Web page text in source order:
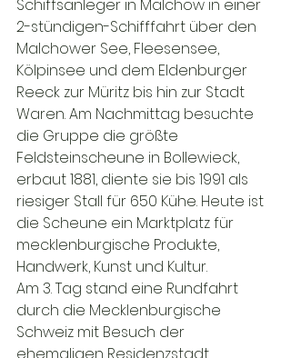
Schiffsanleger in Malchow in einer
2-stündigen-Schifffahrt über den
Malchower See, Fleesensee,
Kölpinsee und dem Eldenburger
Reeck zur Müritz bis hin zur Stadt
Waren. Am Nachmittag besuchte
die Gruppe die größte
Feldsteinscheune in Bollewieck,
erbaut 1881, diente sie bis 1991 als
riesiger Stall für 650 Kühe. Heute ist
die Scheune ein Marktplatz für
mecklenburgische Produkte,
Handwerk, Kunst und Kultur.
Am 3. Tag stand eine Rundfahrt
durch die Mecklenburgische
Schweiz mit Besuch der